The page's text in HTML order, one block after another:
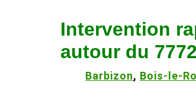
Intervention
autour du
Barbizon, Bois-le-